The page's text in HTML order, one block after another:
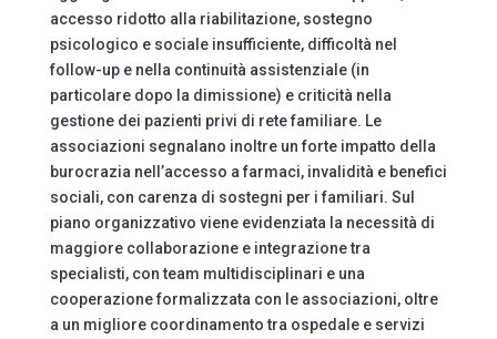
accesso ridotto alla riabilitazione, sostegno
psicologico e sociale insufficiente, difficoltà nel
follow-up e nella continuità assistenziale (in
particolare dopo la dimissione) e criticità nella
gestione dei pazienti privi di rete familiare. Le
associazioni segnalano inoltre un forte impatto della
burocrazia nell’accesso a farmaci, invalidità e benefici
sociali, con carenza di sostegni per i familiari. Sul
piano organizzativo viene evidenziata la necessità di
maggiore collaborazione e integrazione tra
specialisti, con team multidisciplinari e una
cooperazione formalizzata con le associazioni, oltre
a un migliore coordinamento tra ospedale e servizi